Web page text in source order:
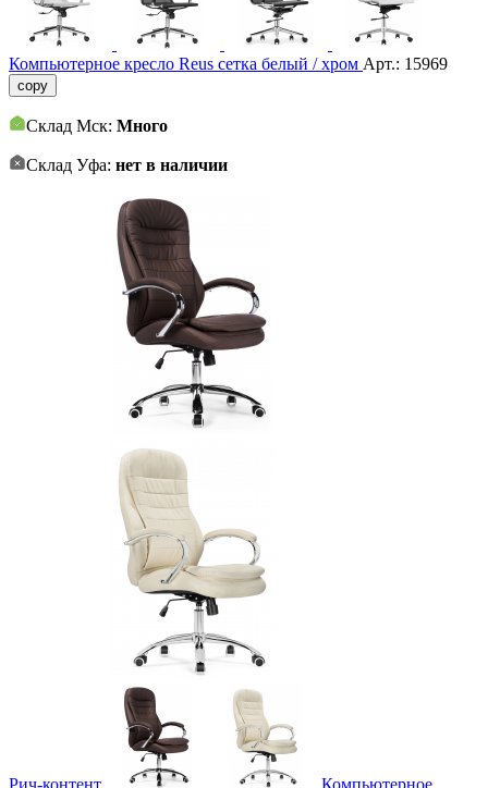
Компьютерное кресло Reus сетка белый / хром Арт.: 15969
copy
Склад Мск: Много
Склад Уфа: нет в наличии
Рич-контент Компьютерное